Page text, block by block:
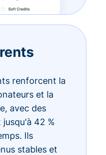
renforcent la
et la
avec des
42 %
Ils
stables et